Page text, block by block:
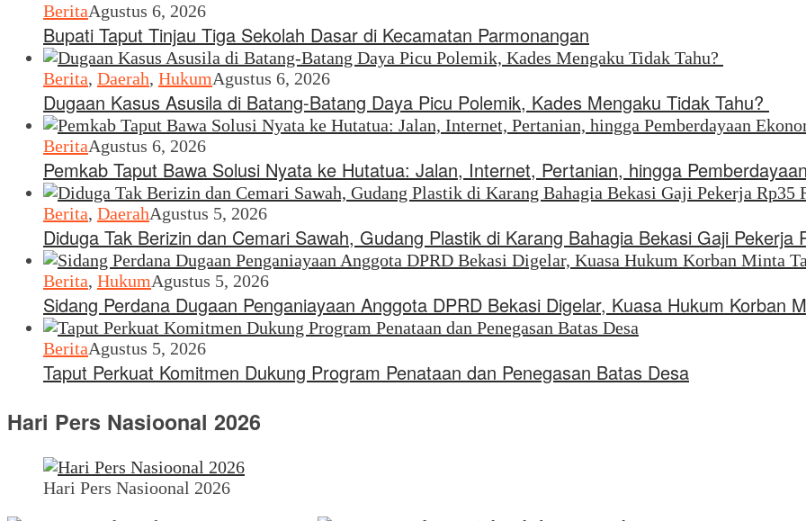
BeritaAgustus 6, 2026
Bupati Taput Tinjau Tiga Sekolah Dasar di Kecamatan Parmonangan
Berita, Daerah, HukumAgustus 6, 2026
Dugaan Kasus Asusila di Batang-Batang Daya Picu Polemik, Kades Mengaku Tidak Tahu?
BeritaAgustus 6, 2026
Pemkab Taput Bawa Solusi Nyata ke Hutatua: Jalan, Internet, Pertanian, hingga
Berita, DaerahAgustus 5, 2026
Diduga Tak Berizin dan Cemari Sawah, Gudang Plastik di Karang Bahagia Bekasi Gaji Pekerja
Berita, HukumAgustus 5, 2026
Sidang Perdana Dugaan Penganiayaan Anggota DPRD Bekasi Digelar, Kuasa Hukum Korban
BeritaAgustus 5, 2026
Taput Perkuat Komitmen Dukung Program Penataan dan Penegasan Batas Desa
Hari Pers Nasioonal 2026
Hari Pers Nasioonal 2026